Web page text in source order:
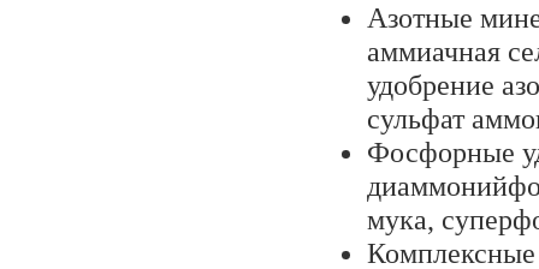
Азотные
аммиачная
удобрение
сульфат
Фосфорные
мука,